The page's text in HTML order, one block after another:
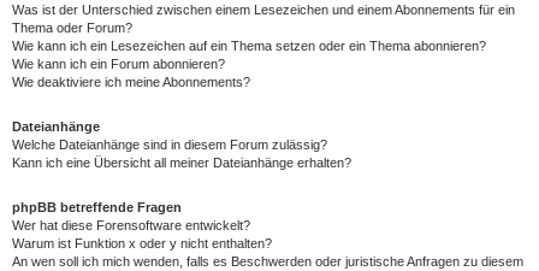
Was ist der Unterschied zwischen einem Lesezeichen und einem Abonnements für ein
Thema oder Forum?
Wie kann ich ein Lesezeichen auf ein Thema setzen oder ein Thema abonnieren?
Wie kann ich ein Forum abonnieren?
Wie deaktiviere ich meine Abonnements?
Dateianhänge
Welche Dateianhänge sind in diesem Forum zulässig?
Kann ich eine Übersicht all meiner Dateianhänge erhalten?
phpBB betreffende Fragen
Wer hat diese Forensoftware entwickelt?
Warum ist Funktion x oder y nicht enthalten?
An wen soll ich mich wenden, falls es Beschwerden oder juristische Anfragen zu diesem